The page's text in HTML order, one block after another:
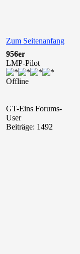
Zum Seitenanfang
956er
LMP-Pilot
Offline
GT-Eins Forums-
User
Beiträge: 1492